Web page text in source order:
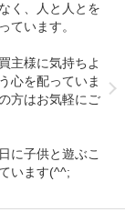
く、人と人とを
ています。
主様に気持ちよ
心を配っていま
方はお気軽にご
に子供と遊ぶこ
います(^^;